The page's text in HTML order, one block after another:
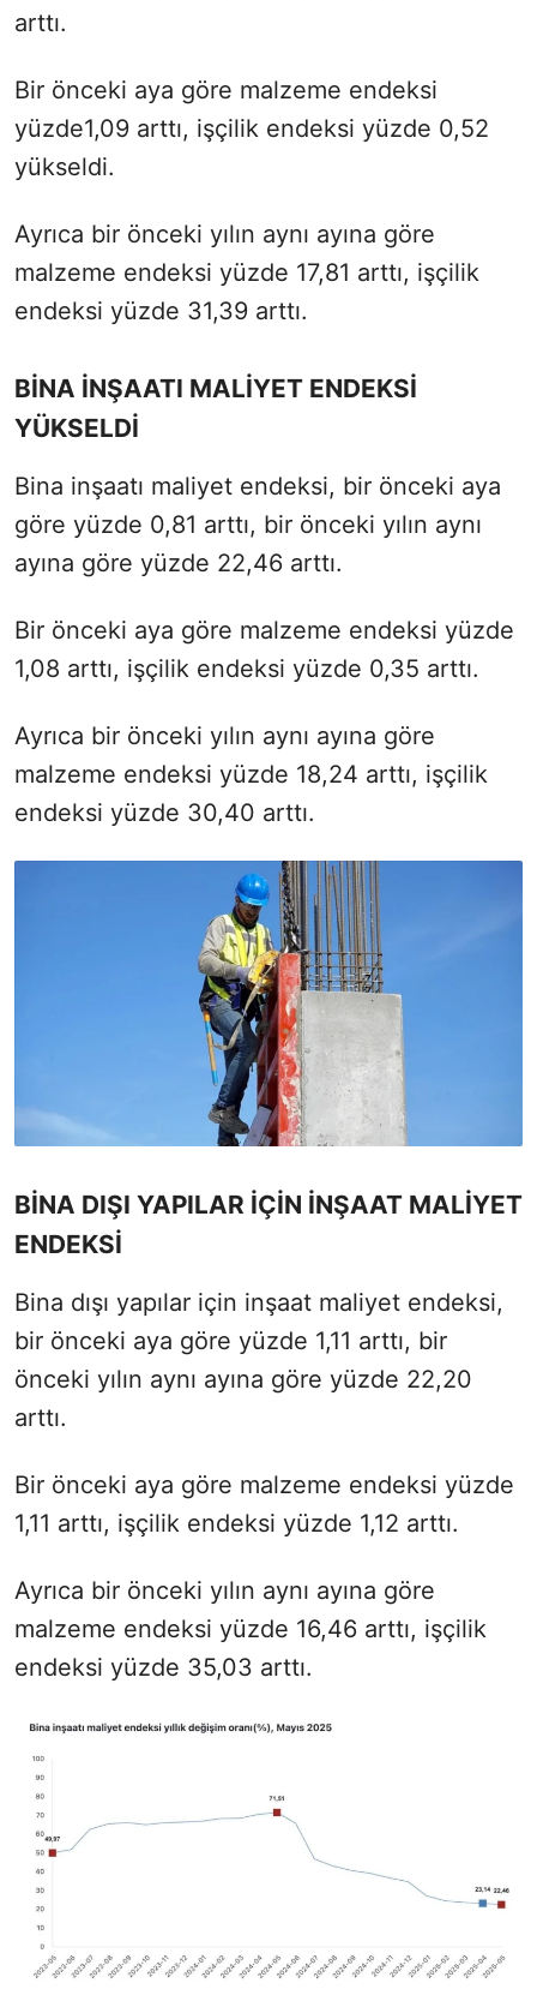
arttı.
Bir önceki aya göre malzeme endeksi
yüzde1,09 arttı, işçilik endeksi yüzde 0,52
yükseldi.
Ayrıca bir önceki yılın aynı ayına göre
malzeme endeksi yüzde 17,81 arttı, işçilik
endeksi yüzde 31,39 arttı.
BİNA İNŞAATI MALİYET ENDEKSİ
YÜKSELDİ
Bina inşaatı maliyet endeksi, bir önceki aya
göre yüzde 0,81 arttı, bir önceki yılın aynı
ayına göre yüzde 22,46 arttı.
Bir önceki aya göre malzeme endeksi yüzde
1,08 arttı, işçilik endeksi yüzde 0,35 arttı.
Ayrıca bir önceki yılın aynı ayına göre
malzeme endeksi yüzde 18,24 arttı, işçilik
endeksi yüzde 30,40 arttı.
BİNA DIŞI YAPILAR İÇİN İNŞAAT MALİYET
ENDEKSİ
Bina dışı yapılar için inşaat maliyet endeksi,
bir önceki aya göre yüzde 1,11 arttı, bir
önceki yılın aynı ayına göre yüzde 22,20
arttı.
Bir önceki aya göre malzeme endeksi yüzde
1,11 arttı, işçilik endeksi yüzde 1,12 arttı.
Ayrıca bir önceki yılın aynı ayına göre
malzeme endeksi yüzde 16,46 arttı, işçilik
endeksi yüzde 35,03 arttı.